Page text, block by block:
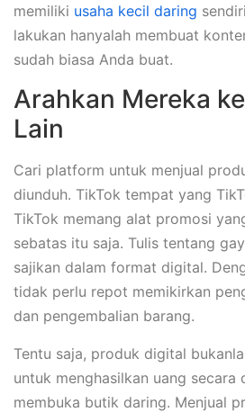
memiliki usaha kecil daring
lakukan hanyalah membuat
sudah biasa Anda buat.
Arahkan Mereka
Lain
Cari platform untuk menjual
diunduh. TikTok tempat yang
TikTok memang alat promosi
sebatas itu saja. Tulis tentang
sajikan dalam format digital.
tidak perlu repot memikirkan
dan pengembalian barang.
Tentu saja, produk digital
untuk menghasilkan uang secara
membuka butik daring. Menjual